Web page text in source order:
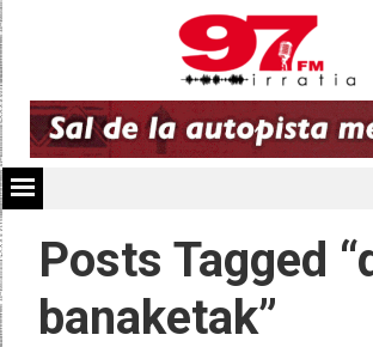
Posts Tagged
banaketak”